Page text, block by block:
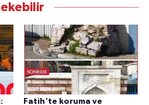
Fatih'te koruma ve